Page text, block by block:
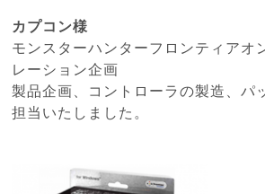
カプコン様
モンスターハンターフロンティアオ
レーション企画
製品企画、コントローラの製造、パ
担当いたしました。